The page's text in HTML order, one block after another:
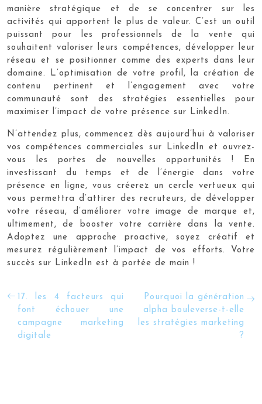
manière stratégique et de se concentrer sur les
activités qui apportent le plus de valeur. C’est un outil
puissant pour les professionnels de la vente qui
souhaitent valoriser leurs compétences, développer leur
réseau et se positionner comme des experts dans leur
domaine. L’optimisation de votre profil, la création de
contenu pertinent et l’engagement avec votre
communauté sont des stratégies essentielles pour
maximiser l’impact de votre présence sur LinkedIn.
N’attendez plus, commencez dès aujourd’hui à valoriser
vos compétences commerciales sur LinkedIn et ouvrez-
vous les portes de nouvelles opportunités ! En
investissant du temps et de l’énergie dans votre
présence en ligne, vous créerez un cercle vertueux qui
vous permettra d’attirer des recruteurs, de développer
votre réseau, d’améliorer votre image de marque et,
ultimement, de booster votre carrière dans la vente.
Adoptez une approche proactive, soyez créatif et
mesurez régulièrement l’impact de vos efforts. Votre
succès sur LinkedIn est à portée de main !
17. les 4 facteurs qui
font échouer une
campagne marketing
digitale
Pourquoi la génération
alpha bouleverse-t-elle
les stratégies marketing
?